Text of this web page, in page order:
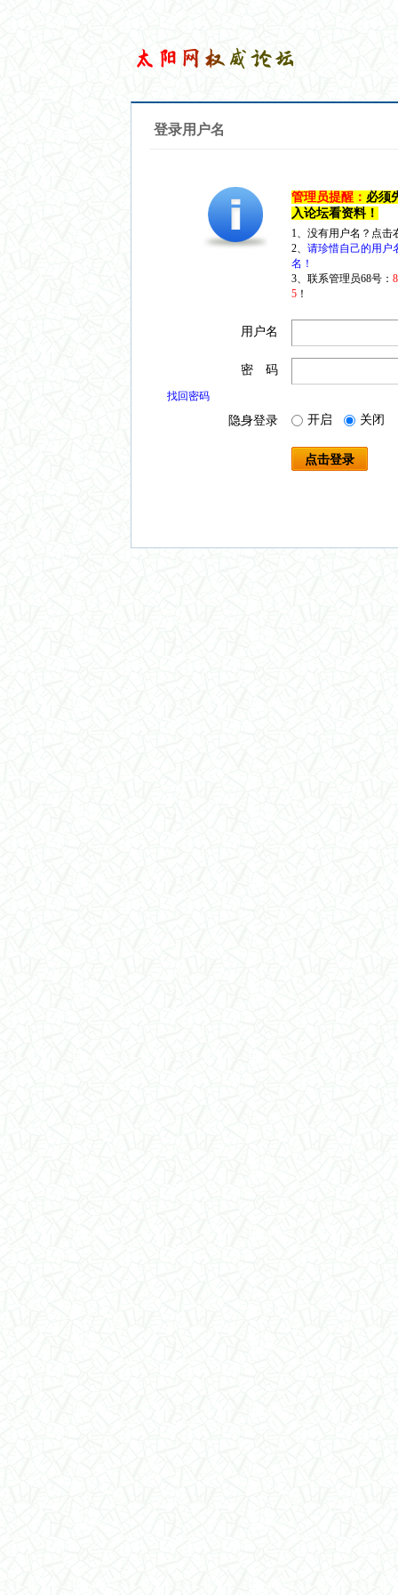
登录用户名
管理员提醒： 必须
入论坛看资料！
1、没有用户名？点
2、 请珍惜自己的用户
名！
3、联系管理员68号：
5 ！
用户名
密 码
找回密码
隐身登录 开启 关闭
点击登录